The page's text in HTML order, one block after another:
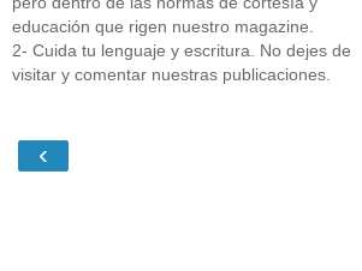
educación que rigen nuestro magazine.
2- Cuida tu lenguaje y escritura. No dejes de
visitar y comentar nuestras publicaciones.
‹